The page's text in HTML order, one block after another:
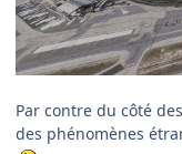
Par contre du côté
des phénomènes